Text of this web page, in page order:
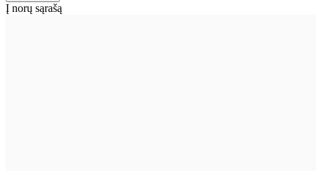
Į norų sąrašą